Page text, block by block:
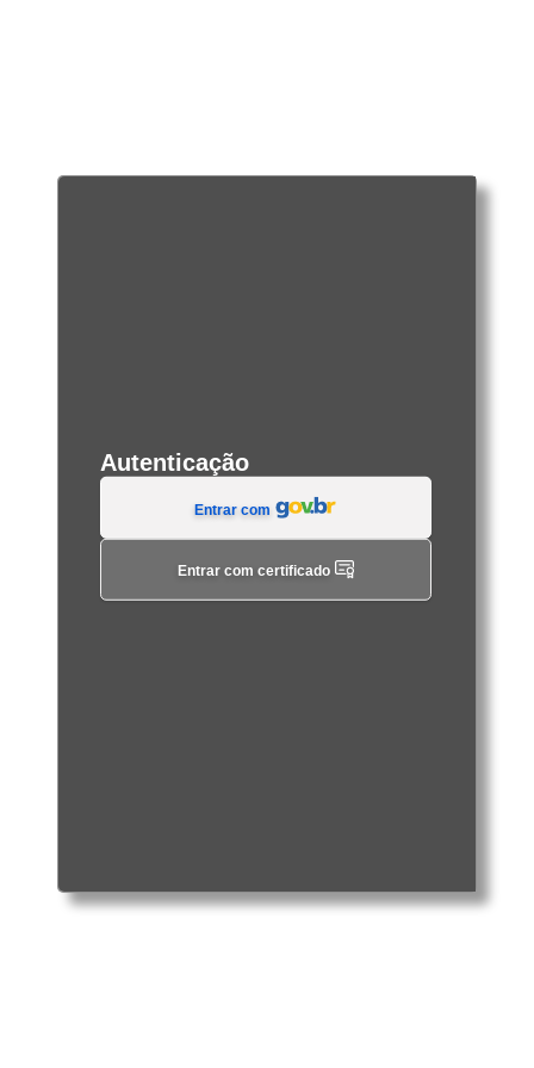
Autenticação
Entrar com
Entrar com certificado